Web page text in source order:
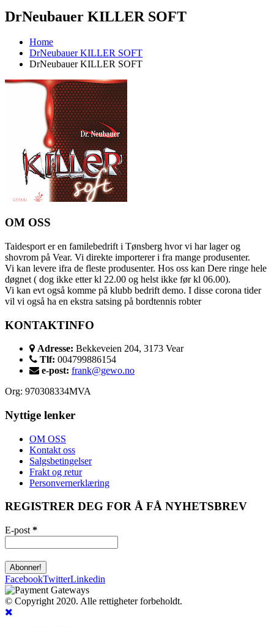
DrNeubauer KILLER SOFT
Home
DrNeubauer KILLER SOFT
DrNeubauer KILLER SOFT
OM OSS
Taidesport er en familebedrift i Tønsberg hvor vi har lager og
shovrom på Vear. Vi direkte importerer i fra mange produsenter.
Vi kan levere ifra de fleste produsenter. Hos oss kan Dere ringe hele
døgnet ( dog ikke etter kl 22.00 og helst ikke før kl 06.00).
Vi kan evt også komme på klubb bedrift demo. I disse corona tider
vil vi også ha en ekstra satsing på bordtennis robter
KONTAKTINFO
Adresse: Bekkeveien 204, 3173 Vear
Tlf: 004799886154
e-post: frank@gewo.no
Org: 970308334MVA
Nyttige lenker
OM OSS
Kontakt oss
Salgsbetingelser
Frakt og retur
Personvernerklæring
REGISTRER DEG FOR Å FÅ NYHETSBREV
E-post *
FacebookTwitterLinkedin
© Copyright 2020. Alle rettigheter forbeholdt.